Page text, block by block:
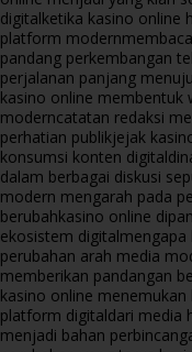
digitalketika kasino online
platform modern
pandang perkembangan
perjalanan panjang
kasino online membentuk
moderncatatan redaksi
perhatian publikjejak
konsumsi konten digital
dalam berbagai diskusi
modern mengarah pada
berubahkasino online
ekosistem digitalmengapa
perubahan arah media
memberikan pandangan
kasino online
platform digitaldari media
menjadi bahan